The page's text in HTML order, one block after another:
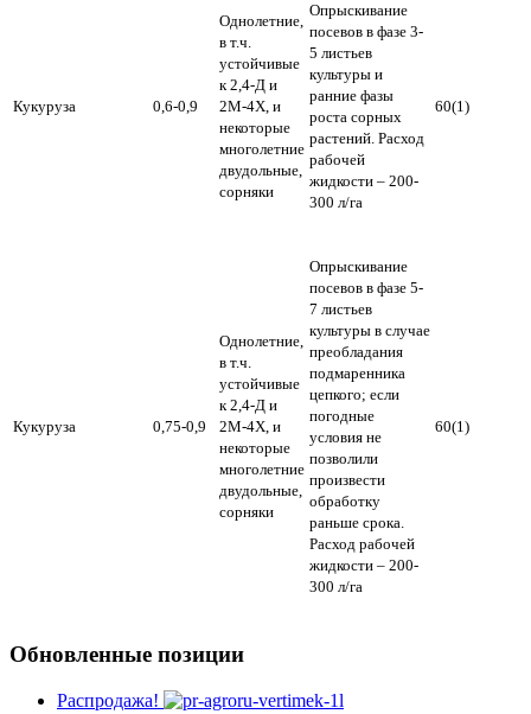
Кукуруза 0,6-0,9
Однолетние,
в т.ч.
устойчивые
к 2,4-Д и
2М-4Х, и
некоторые
многолетние
двудольные,
сорняки
Опрыскивание
посевов в фазе 3-
5 листьев
культуры и
ранние фазы
роста сорных
растений. Расход
рабочей
жидкости – 200-
300 л/га
60(1)
Кукуруза 0,75-0,9
Однолетние,
в т.ч.
устойчивые
к 2,4-Д и
2М-4Х, и
некоторые
многолетние
двудольные,
сорняки
Опрыскивание
посевов в фазе 5-
7 листьев
культуры в случае
преобладания
подмаренника
цепкого; если
погодные
условия не
позволили
произвести
обработку
раньше срока.
Расход рабочей
жидкости – 200-
300 л/га
60(1)
Обновленные позиции
Распродажа!